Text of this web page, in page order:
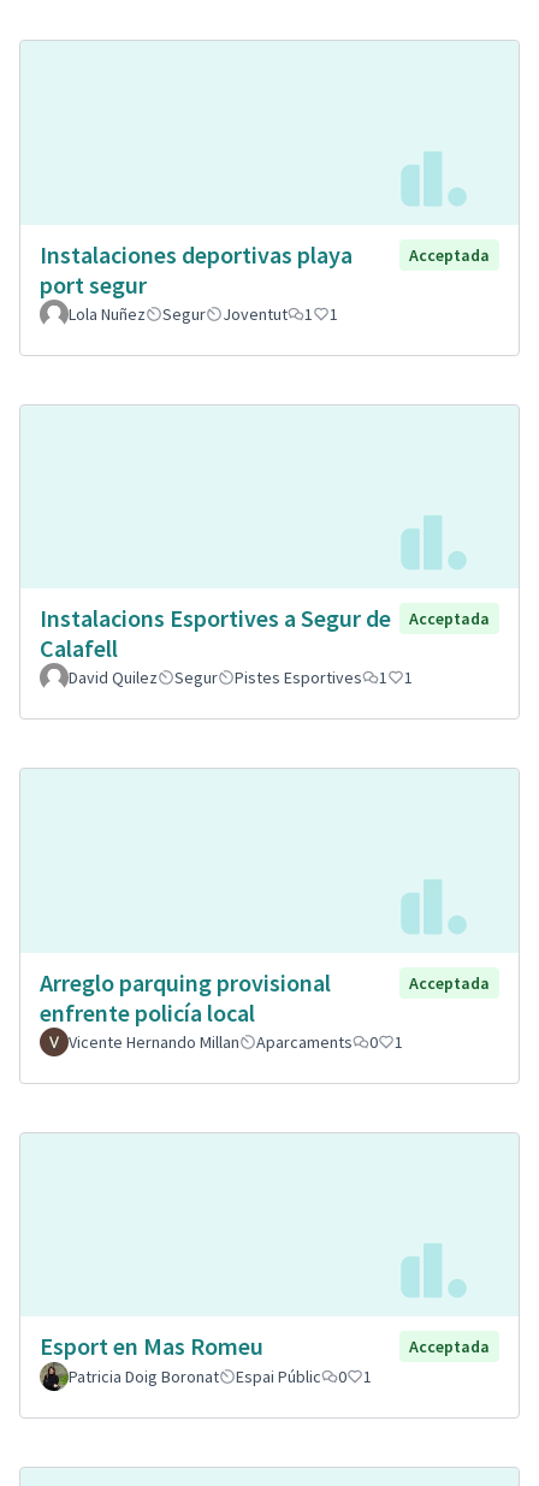
Instalaciones deportivas playa
port segur
Acceptada
Lola Nuñez Segur Joventut 1 1
Instalacions Esportives a Segur de
Calafell
Acceptada
David Quilez Segur Pistes Esportives 1 1
Arreglo parquing provisional
enfrente policía local
Acceptada
Vicente Hernando Millan Aparcaments 0 1
Esport en Mas Romeu
Acceptada
Patricia Doig Boronat
Espai Públic 0 1